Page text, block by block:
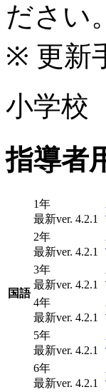
ださい。
※ 更新
小学校
指導者
国語
1年
最新ver. 4.2.1
2年
最新ver. 4.2.1
3年
最新ver. 4.2.1
4年
最新ver. 4.2.1
5年
最新ver. 4.2.1
6年
最新ver. 4.2.1